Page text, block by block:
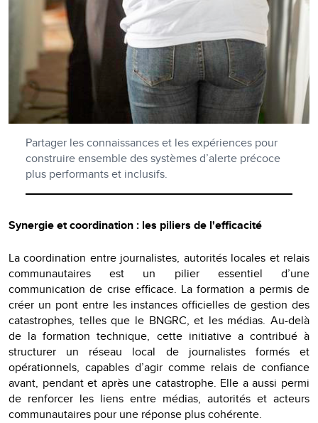
Partager les connaissances et les expériences pour
construire ensemble des systèmes d’alerte précoce
plus performants et inclusifs.
Synergie et coordination : les piliers de l'efficacité
La coordination entre journalistes, autorités locales et relais
communautaires est un pilier essentiel d’une
communication de crise efficace. La formation a permis de
créer un pont entre les instances officielles de gestion des
catastrophes, telles que le BNGRC, et les médias. Au-delà
de la formation technique, cette initiative a contribué à
structurer un réseau local de journalistes formés et
opérationnels, capables d’agir comme relais de confiance
avant, pendant et après une catastrophe. Elle a aussi permi
de renforcer les liens entre médias, autorités et acteurs
communautaires pour une réponse plus cohérente.